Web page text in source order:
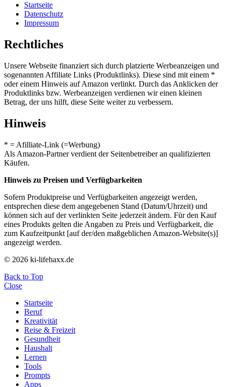
Startseite
Datenschutz
Impressum
Rechtliches
Unsere Webseite finanziert sich durch platzierte Werbeanzeigen und
sogenannten Affiliate Links (Produktlinks). Diese sind mit einem *
oder einem Hinweis auf Amazon verlinkt. Durch das Anklicken der
Produktlinks bzw. Werbeanzeigen verdienen wir einen kleinen
Betrag, der uns hilft, diese Seite weiter zu verbessern.
Hinweis
* = Afilliate-Link (=Werbung)
Als Amazon-Partner verdient der Seitenbetreiber an qualifizierten
Käufen.
Hinweis zu Preisen und Verfügbarkeiten
Sofern Produktpreise und Verfügbarkeiten angezeigt werden,
entsprechen diese dem angegebenen Stand (Datum/Uhrzeit) und
können sich auf der verlinkten Seite jederzeit ändern. Für den Kauf
eines Produkts gelten die Angaben zu Preis und Verfügbarkeit, die
zum Kaufzeitpunkt [auf der/den maßgeblichen Amazon-Website(s)]
angezeigt werden.
© 2026 ki-lifehaxx.de
Back to Top
Close
Startseite
Beruf
Kreativität
Reise & Freizeit
Gesundheit
Haushalt
Lernen
Tools
Prompts
Apps